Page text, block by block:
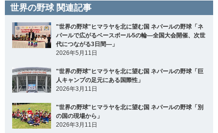
世界の野球 関連記事
"世界の野球"ヒマラヤを北に望む国 ネパールの野球「ネ
パールで広がるベースボール5の輪―全国大会開催、次世
代につながる3日間―」
2026年5月11日
"世界の野球"ヒマラヤを北に望む国 ネパールの野球「巨
人キャンプの足元にある国際性」
2026年3月11日
"世界の野球"ヒマラヤを北に望む国 ネパールの野球「別
の国の現場から」
2026年3月11日